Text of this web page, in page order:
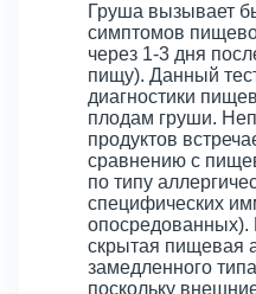
Груша вызывает
симптомов
через 1-3 дня
пищу). Данный
диагностики
плодам груши.
продуктов
сравнению с
по типу
специфических
опосредованных).
скрытая пищевая
замедленного
поскольку